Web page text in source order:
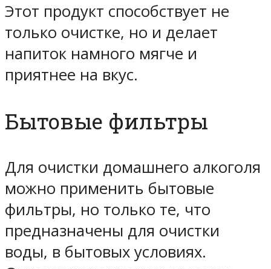
Этот продукт способствует не
только очистке, но и делает
напиток намного мягче и
приятнее на вкус.
Бытовые фильтры
Для очистки домашнего алкоголя
можно применить бытовые
фильтры, но только те, что
предназначены для очистки
воды, в бытовых условиях.